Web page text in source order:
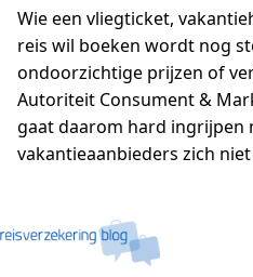
Wie een vliegticket,
reis wil boeken wordt nog
ondoorzichtige prijzen of
Autoriteit Consument &
gaat daarom hard ingrijpen
vakantieaanbieders zich